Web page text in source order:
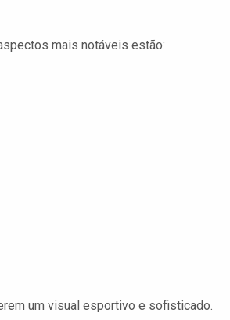
mais notáveis estão:
um visual esportivo e sofisticado.